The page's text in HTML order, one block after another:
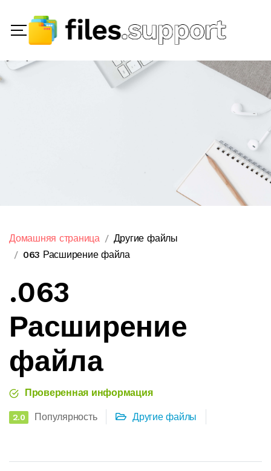
Домашняя страница
Другие файлы
063 Расширение файла
.063
Расширение
файла
Проверенная информация
2.0 Популярность Другие файлы